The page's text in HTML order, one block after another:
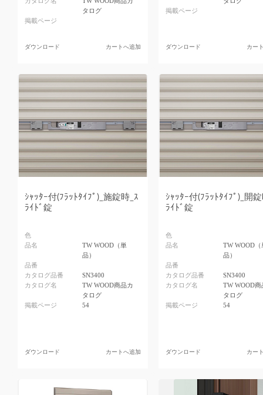
タログ
掲載ページ
ダウンロード カートへ追加
掲載ページ
ダウンロード カー
ｼｬｯﾀｰ付(ﾌﾗｯﾄﾀｲﾌﾟ)_施錠時_ｽ
ﾗｲﾄﾞ錠
色
品名
TW WOOD（単
品）
品番
カタログ品番
SN3400
カタログ名
TW WOOD商品カ
タログ
掲載ページ
54
ダウンロード カートへ追加
ｼｬｯﾀｰ付(ﾌﾗｯﾄﾀｲﾌﾟ)_開
ﾗｲﾄﾞ錠
色
品名
TW WOOD（
品）
品番
カタログ品番
SN3400
カタログ名
TW WOOD商
タログ
掲載ページ
54
ダウンロード カー